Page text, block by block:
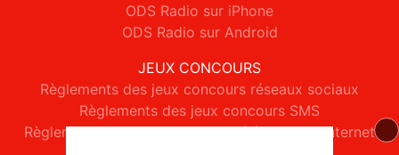
ODS Radio sur iPhone
ODS Radio sur Android
JEUX CONCOURS
Règlements des jeux concours réseaux sociaux
Règlements des jeux concours SMS
Règlements des jeux concours téléphone et internet